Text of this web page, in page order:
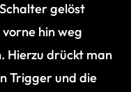
gelöst
hin weg
Hierzu drückt man
Trigger und die